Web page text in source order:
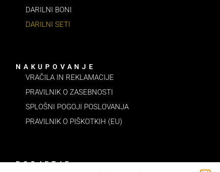
DARILNI BONI
DARILNI SETI
NAKUPOVANJE
VRAČILA IN REKLAMACIJE
PRAVILNIK O ZASEBNOSTI
SPLOŠNI POGOJI POSLOVANJA
PRAVILNIK O PIŠKOTKIH (EU)
PODJETJE